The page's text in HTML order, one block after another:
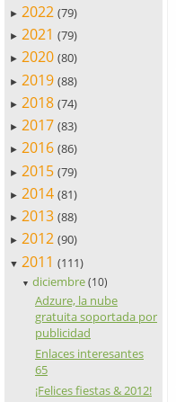
► 2022 (79)
► 2021 (79)
► 2020 (80)
► 2019 (88)
► 2018 (74)
► 2017 (83)
► 2016 (86)
► 2015 (79)
► 2014 (81)
► 2013 (88)
► 2012 (90)
▼ 2011 (111)
▼ diciembre (10)
Adzure, la nube
gratuita soportada por
publicidad
Enlaces interesantes
65
¡Felices fiestas & 2012!